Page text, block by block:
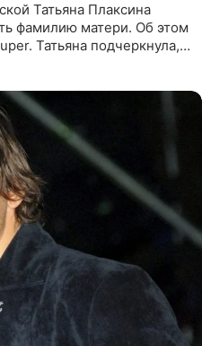
Татьяна Плаксина
фамилию матери. Об этом
Татьяна подчеркнула,